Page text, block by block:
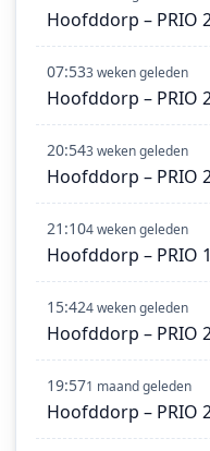
Hoofddorp – PRIO
07:533 weken geleden
Hoofddorp – PRIO
20:543 weken geleden
Hoofddorp – PRIO
21:104 weken geleden
Hoofddorp – PRIO
15:424 weken geleden
Hoofddorp – PRIO
19:571 maand geleden
Hoofddorp – PRIO